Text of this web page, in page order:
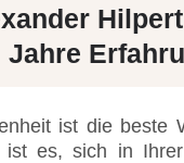
Jahre
ist die beste
ist es, sich in